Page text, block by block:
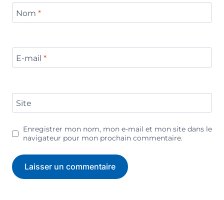
Nom *
E-mail *
Site
Enregistrer mon nom, mon e-mail et mon site dans le
navigateur pour mon prochain commentaire.